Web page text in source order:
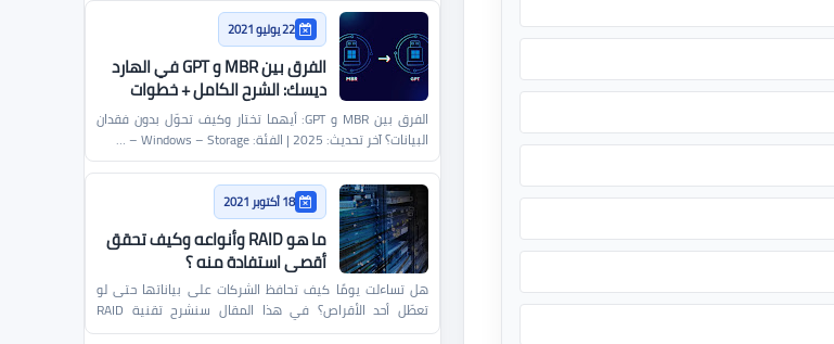
22 يوليو 2021
الفرق بين MBR و GPT في الهارد
ديسك: الشرح الكامل + خطوات
التحويل من وإلى
الفرق بين MBR و GPT: أيهما تختار وكيف تحوّل بدون فقدان
البيانات؟ آخر تحديث: 2025 | الفئة: Windows – Storage – …
18 أكتوبر 2021
ما هو RAID وأنواعه وكيف تحقق
أقصى استفادة منه ؟
هل تساءلت يومًا كيف تحافظ الشركات على بياناتها حتى لو
تعطّل أحد الأقراص؟ في هذا المقال سنشرح تقنية RAID
ببساطة ون…